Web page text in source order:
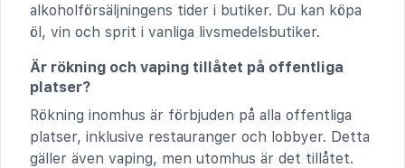
alkoholförsäljningens tider i butiker. Du kan köpa
öl, vin och sprit i vanliga livsmedelsbutiker.
Är rökning och vaping tillåtet på offentliga
platser?
Rökning inomhus är förbjuden på alla offentliga
platser, inklusive restauranger och lobbyer. Detta
gäller även vaping, men utomhus är det tillåtet.